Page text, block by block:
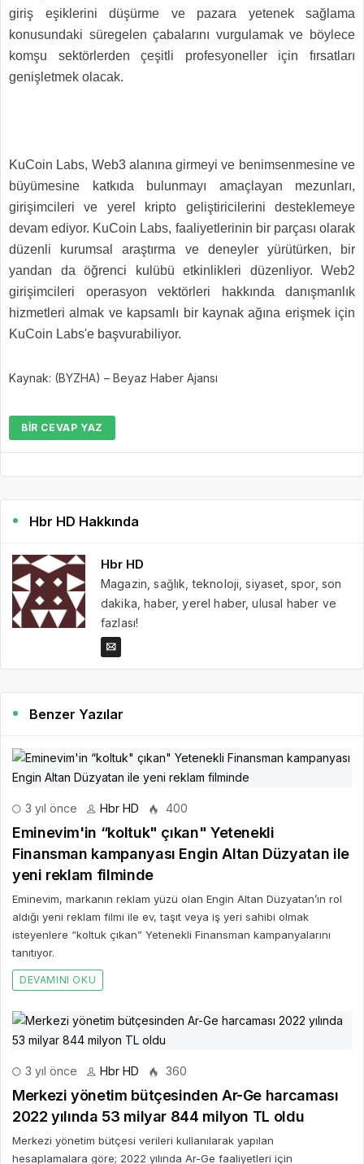
giriş eşiklerini düşürme ve pazara yetenek sağlama
konusundaki süregelen çabalarını vurgulamak ve böylece
komşu sektörlerden çeşitli profesyoneller için fırsatları
genişletmek olacak.
KuCoin Labs, Web3 alanına girmeyi ve benimsenmesine ve
büyümesine katkıda bulunmayı amaçlayan mezunları,
girişimcileri ve yerel kripto geliştiricilerini desteklemeye
devam ediyor. KuCoin Labs, faaliyetlerinin bir parçası olarak
düzenli kurumsal araştırma ve deneyler yürütürken, bir
yandan da öğrenci kulübü etkinlikleri düzenliyor. Web2
girişimcileri operasyon vektörleri hakkında danışmanlık
hizmetleri almak ve kapsamlı bir kaynak ağına erişmek için
KuCoin Labs'e başvurabiliyor.
Kaynak: (BYZHA) – Beyaz Haber Ajansı
BIR CEVAP YAZ
Hbr HD Hakkında
Hbr HD
Magazin, sağlık, teknoloji, siyaset, spor, son
dakika, haber, yerel haber, ulusal haber ve
fazlası!
Benzer Yazılar
3 yıl önce Hbr HD 400
Eminevim'in “koltuk" çıkan" Yetenekli
Finansman kampanyası Engin Altan Düzyatan ile
yeni reklam filminde
Eminevim, markanın reklam yüzü olan Engin Altan Düzyatan’ın rol
aldığı yeni reklam filmi ile ev, taşıt veya iş yeri sahibi olmak
isteyenlere “koltuk çıkan” Yetenekli Finansman kampanyalarını
tanıtıyor.
DEVAMINI OKU
3 yıl önce Hbr HD 360
Merkezi yönetim bütçesinden Ar-Ge harcaması
2022 yılında 53 milyar 844 milyon TL oldu
Merkezi yönetim bütçesi verileri kullanılarak yapılan
hesaplamalara göre; 2022 yılında Ar-Ge faaliyetleri için